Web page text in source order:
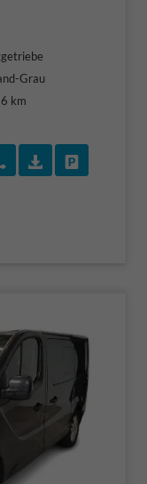
Grau
km
vereinbaren
Wir rufen Sie an